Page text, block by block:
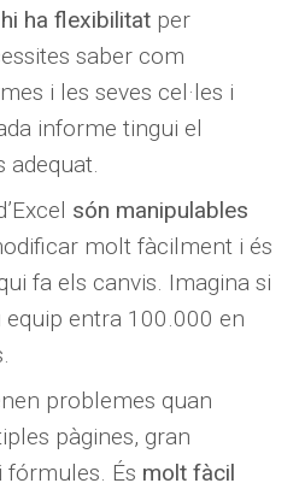
ha flexibilitat per
saber com
i les seves cel·les i
informe tingui el
adequat.
són manipulables
molt fàcilment i és
fa els canvis. Imagina si
entra 100.000 en
problemes quan
pàgines, gran
fórmules. És molt fàcil